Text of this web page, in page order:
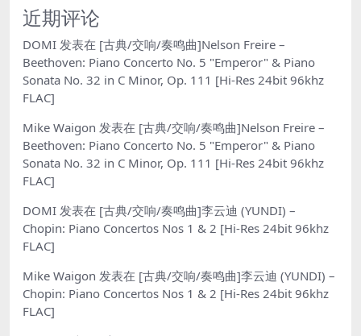
近期评论
DOMI 发表在 [古典/交响/奏鸣曲]Nelson Freire –
Beethoven: Piano Concerto No. 5 "Emperor" & Piano
Sonata No. 32 in C Minor, Op. 111 [Hi-Res 24bit 96khz
FLAC]
Mike Waigon 发表在 [古典/交响/奏鸣曲]Nelson Freire –
Beethoven: Piano Concerto No. 5 "Emperor" & Piano
Sonata No. 32 in C Minor, Op. 111 [Hi-Res 24bit 96khz
FLAC]
DOMI 发表在 [古典/交响/奏鸣曲]李云迪 (YUNDI) –
Chopin: Piano Concertos Nos 1 & 2 [Hi-Res 24bit 96khz
FLAC]
Mike Waigon 发表在 [古典/交响/奏鸣曲]李云迪 (YUNDI) –
Chopin: Piano Concertos Nos 1 & 2 [Hi-Res 24bit 96khz
FLAC]